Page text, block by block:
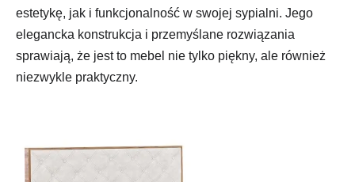
estetykę, jak i funkcjonalność w swojej sypialni. Jego
elegancka konstrukcja i przemyślane rozwiązania
sprawiają, że jest to mebel nie tylko piękny, ale również
niezwykle praktyczny.